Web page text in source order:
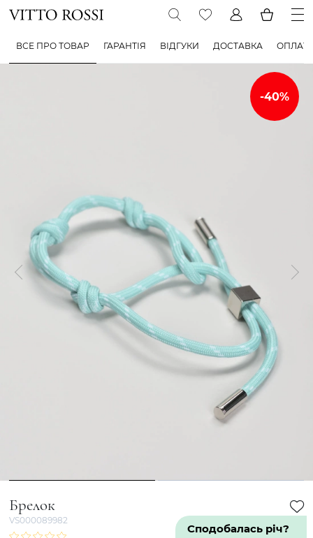
ВСЕ ПРО ТОВАР ГАРАНТІЯ ВІДГУКИ ДОСТАВКА
1 2
Брелок
VS000089982
Сподобалась річ?